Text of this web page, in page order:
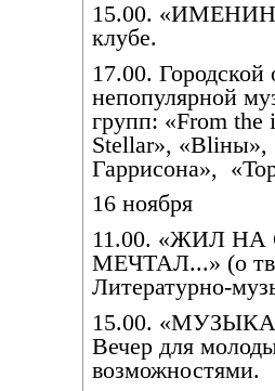
15.00.
клубе.
17.00.
непопулярной
групп: «From the
Stellar», «Bliны»,
Гаррисона»,
16 ноября
11.00. «ЖИЛ
МЕЧТАЛ...» (о
Литературно-
15.00.
Вечер для
возможностями.